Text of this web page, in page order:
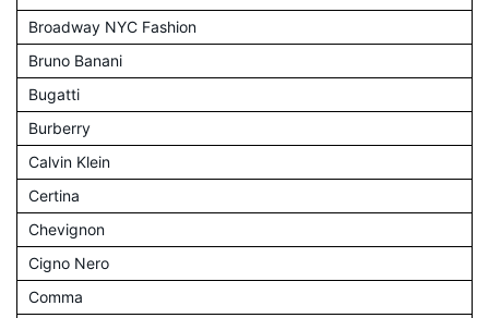
Broadway NYC Fashion
Bruno Banani
Bugatti
Burberry
Calvin Klein
Certina
Chevignon
Cigno Nero
Comma